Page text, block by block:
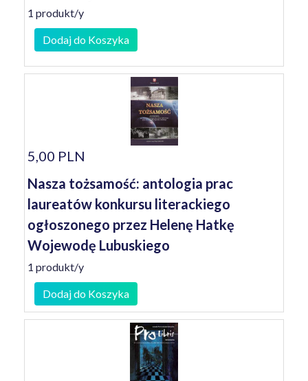
1 produkt/y
Dodaj do Koszyka
5,00 PLN
Nasza tożsamość: antologia prac
laureatów konkursu literackiego
ogłoszonego przez Helenę Hatkę
Wojewodę Lubuskiego
1 produkt/y
Dodaj do Koszyka